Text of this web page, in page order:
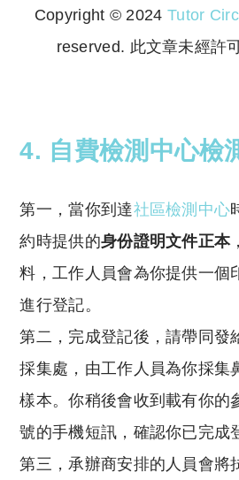
Copyright © 2024 Tutor
reserved. 此文章未經許
4. 自費檢測中心檢
第一，當你到達社區檢測中心
約時提供的身份證明文件正本
料，工作人員會為你提供一個
進行登記。
第二，完成登記後，請帶同發
採集處，由工作人員為你採集
樣本。你稍後會收到載有你的
號的手機短訊，確認你已完成
第三，承辦商安排的人員會將